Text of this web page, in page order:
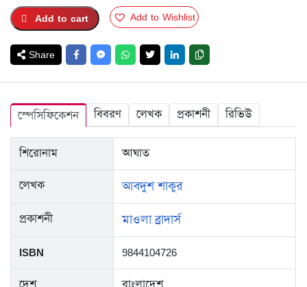
TK.200.TK.150.
Add to cart Add to Wishlist
Share
স্পেসিফিকেশন বিবরণ লেখক প্রকাশনী রিভিউ
শিরোনাম আঘাত
লেখক আবদুশ শাকুর
প্রকাশনী মাওলা ব্রাদার্স
ISBN 9844104726